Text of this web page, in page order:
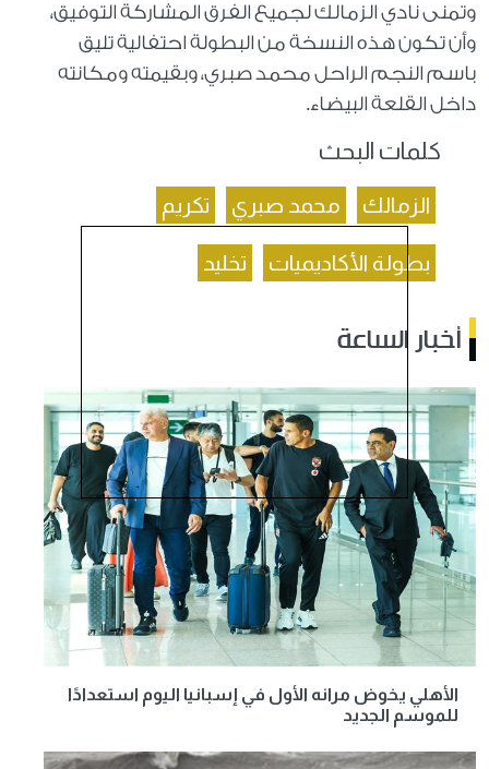
وتمنى نادي الزمالك لجميع الفرق المشاركة التوفيق،
وأن تكون هذه النسخة من البطولة احتفالية تليق
باسم النجم الراحل محمد صبري، وبقيمته ومكانته
داخل القلعة البيضاء.
كلمات البحث
الزمالك محمد صبري تكريم
بطولة الأكاديميات تخليد
أخبار الساعة
الأهلي يخوض مرانه الأول في إسبانيا اليوم استعدادًا
للموسم الجديد